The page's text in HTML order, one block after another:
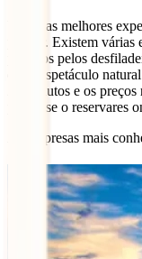
Uma das melhores
pelo ar. Existem
passeios pelos
deste espetáculo
20 minutos e os preços
pouco se o reservares
As empresas mais